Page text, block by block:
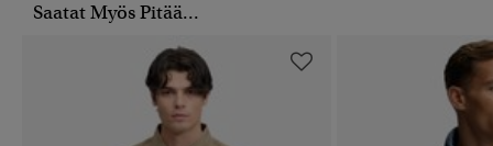
Saatat Myös Pitää...